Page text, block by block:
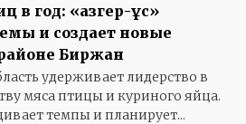
год: «Қазгер-Құс»
и создает новые
Биржан
удерживает лидерство в
мяса птицы и куриного яйца.
темпы и планирует...